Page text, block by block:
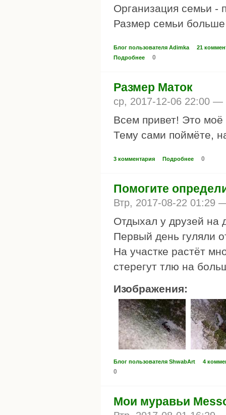
Организация семьи -
Размер семьи
Блог пользователя Adimka
21
Подробнее
0
Размер Маток
ср, 2017-12-06 22:00 —
Всем привет! Это
Тему сами поймёте,
3 комментария Подробнее 0
Помогите
Втр, 2017-08-22 01:29
Отдыхал у друзей на
Первый день гуляли
На участке растёт
стерегут тлю на
Изображения:
Блог пользователя ShwabArt 4
0
Мои муравьи